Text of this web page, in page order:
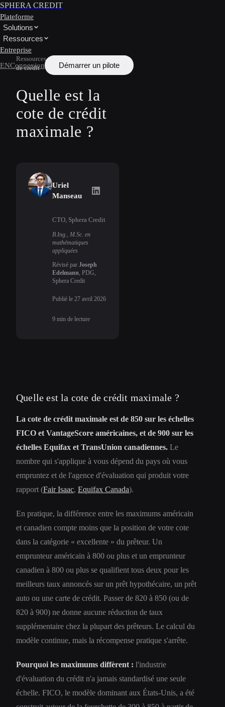
SPHERA CREDIT
Plateforme
Solutions
Ressources
Entreprise
ENConnexion Démarrer un pilote
Ressources /
de crédit
Quelle est la
cote de crédit
maximale ?
Uriel
Manseau
Uriel Manseau
CTO, Sphera Credit
B.Ing., M.Sc. en
mathématiques
appliquées
Révisé par Joseph
Edelmann , PDG,
Sphera Credit
Publié le 27 avril 2026
9 min de lecture
Quelle est la cote de crédit maximale ?
La cote de crédit maximale est de 850 sur les échelles
FICO et VantageScore américaines, et de 900 sur les
échelles Equifax et TransUnion canadiennes. Le
nombre qui s'applique à vous dépend du pays où vous
empruntez et de l'agence d'évaluation qui produit votre
rapport (Fair Isaac, Equifax Canada).
En pratique, la différence entre les maximums américain
et canadien compte moins que la position de votre cote
dans la catégorie « excellente » du prêteur. Un
emprunteur américain à 800 ou plus et un emprunteur
canadien à 800 ou plus se qualifient tous deux pour les
meilleurs taux annoncés sur un prêt hypothécaire, un prêt
auto ou une carte de crédit. Passer de 820 à 850 (ou de
820 à 900) ne donne aucune réduction de taux
supplémentaire chez la plupart des prêteurs. Le calcul du
modèle continue, mais la récompense pratique s'arrête.
Pourquoi les maximums diffèrent : l'industrie
d'évaluation du crédit n'a jamais standardisé une seule
échelle. FICO, le modèle dominant aux États-Unis, a été